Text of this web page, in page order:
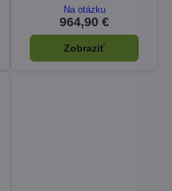
Na otázku
964,90 €
Zobraziť